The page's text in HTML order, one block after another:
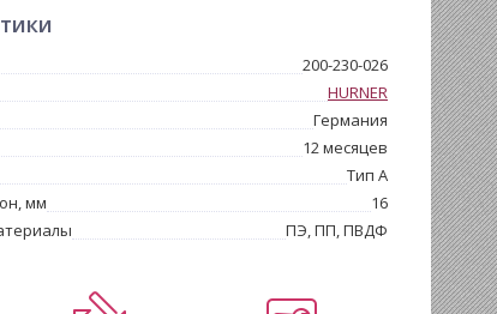
200-230-026
HURNER
Германия
12 месяцев
Тип А
мм
16
ПЭ, ПП, ПВДФ